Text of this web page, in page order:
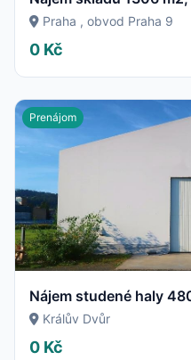
Praha , obvod Praha 9
0 Kč
Prenájom
Králův Dvůr
0 Kč